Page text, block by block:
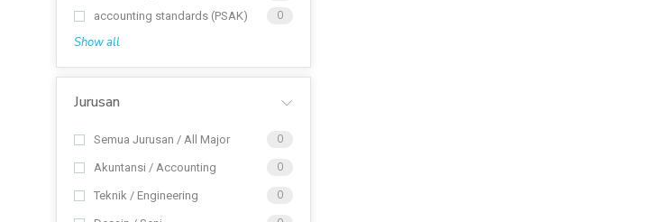
accounting standards (PSAK)
0
Show all
Jurusan
Semua Jurusan / All Major 0
Akuntansi / Accounting 0
Teknik / Engineering 0